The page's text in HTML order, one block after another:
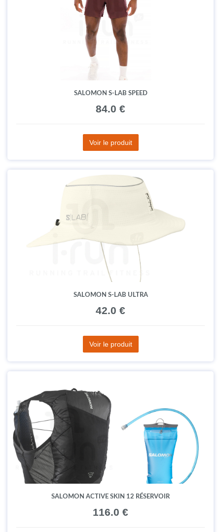
SALOMON S-LAB SPEED
84.0 €
Voir le produit
SALOMON S-LAB ULTRA
42.0 €
Voir le produit
SALOMON ACTIVE SKIN 12 RÉSERVOIR
116.0 €